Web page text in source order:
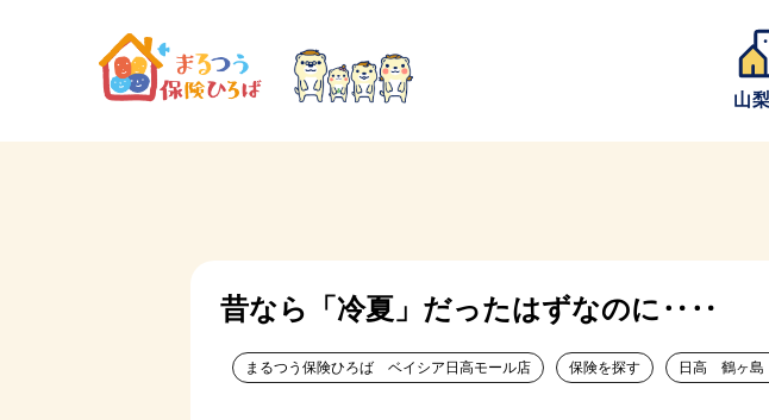
山
昔なら「冷夏」だったはずなのに‥‥
まるつう保険ひろば ベイシア日高モール店 保険を探す 日高 鶴ヶ